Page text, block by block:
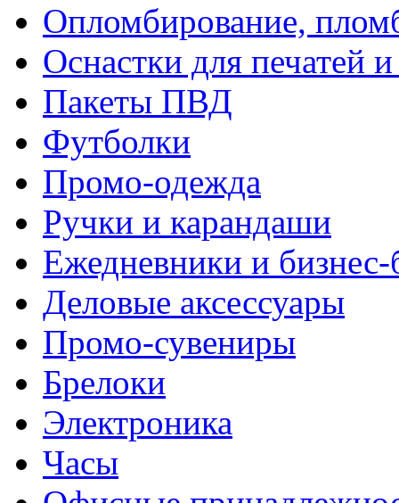
Опломбирование,
Оснастки для печатей
Пакеты ПВД
Футболки
Промо-одежда
Ручки и карандаши
Ежедневники и
Деловые аксессуары
Промо-сувениры
Брелоки
Электроника
Часы